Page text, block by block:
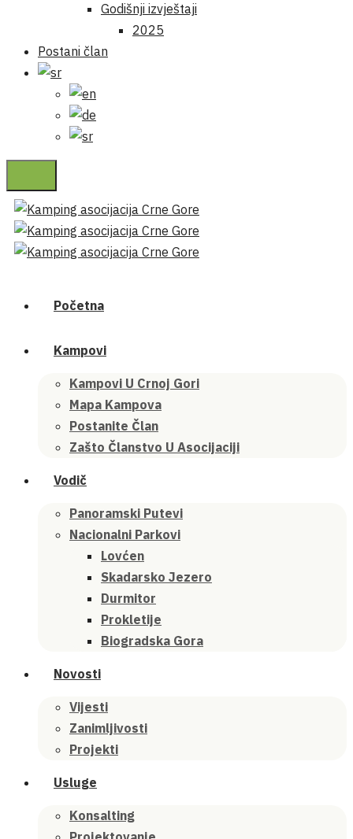
Godišnji izvještaji
2025
Postani član
Početna
Kampovi
Kampovi U Crnoj Gori
Mapa Kampova
Postanite Član
Zašto Članstvo U Asocijaciji
Vodič
Panoramski Putevi
Nacionalni Parkovi
Lovćen
Skadarsko Jezero
Durmitor
Prokletije
Biogradska Gora
Novosti
Vijesti
Zanimljivosti
Projekti
Usluge
Konsalting